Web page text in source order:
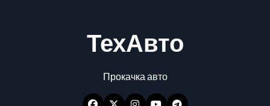
ТехАвто
Прокачка авто